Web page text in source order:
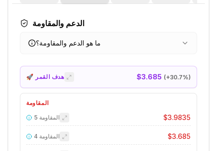
الدعم والمقاومة
ما هو الدعم والمقاومة؟
🚀 هدف القمر $3.685 (+30.7%)
المقاومة
المقاومة 5 $3.9835
المقاومة 4 $3.685